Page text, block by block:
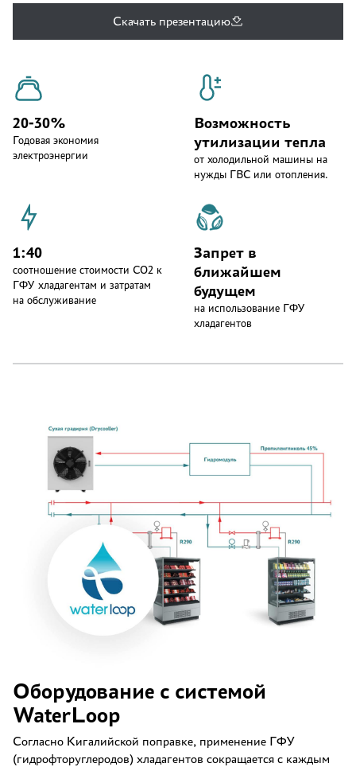
Скачать презентацию
20-30%
Годовая экономия
электроэнергии
Возможность
утилизации тепла
от холодильной машины на
нужды ГВС или отопления.
1:40
соотношение стоимости CO2 к
ГФУ хладагентам и затратам
на обслуживание
Запрет в
ближайшем
будущем
на использование ГФУ
хладагентов
Оборудование с системой
WaterLoop
Согласно Кигалийской поправке, применение ГФУ
(гидрофторуглеродов) хладагентов сокращается с каждым